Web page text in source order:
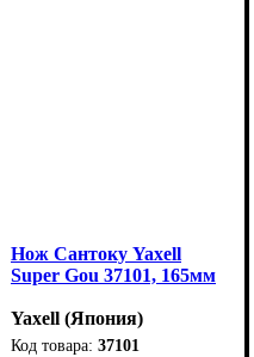
Нож Сантоку Yaxell
Super Gou 37101, 165мм
Yaxell (Япония)
37101